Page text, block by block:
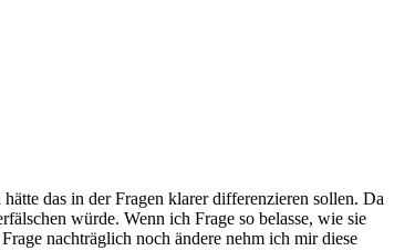
das in der Fragen klarer differenzieren sollen. Da
würde. Wenn ich Frage so belasse, wie sie
nachträglich noch ändere nehm ich mir diese